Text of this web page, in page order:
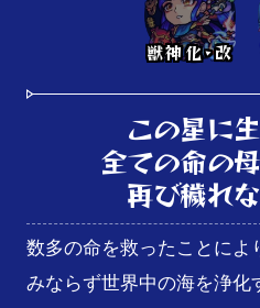
獣神化･改
この星に
全ての命の
再び穢れ
数多の命を救ったことによ
みならず世界中の海を浄化